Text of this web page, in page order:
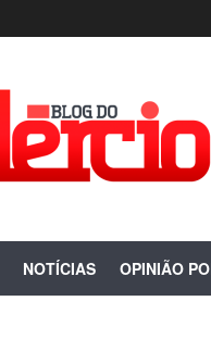
NOTÍCIAS OPINIÃO